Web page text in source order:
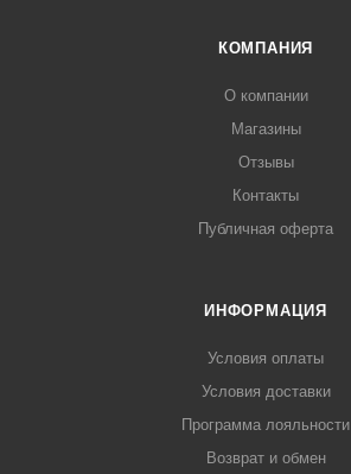
КОМПАНИЯ
О компании
Магазины
Отзывы
Контакты
Публичная оферта
ИНФОРМАЦИЯ
Условия оплаты
Условия доставки
Программа лояльности
Возврат и обмен